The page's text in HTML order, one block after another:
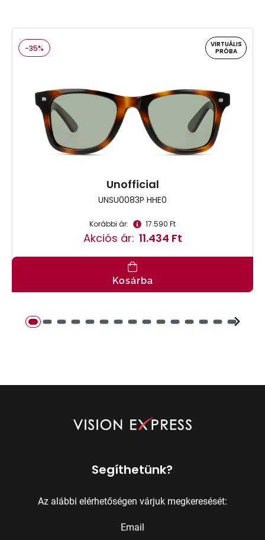
-35%
VIRTUÁLIS
PRÓBA
Unofficial
UNSU0083P HHE0
Korábbi ár: 17.590 Ft
Akciós ár: 11.434 Ft
Kosárba
Segíthetünk?
Az alábbi elérhetőségen várjuk megkeresését:
Email